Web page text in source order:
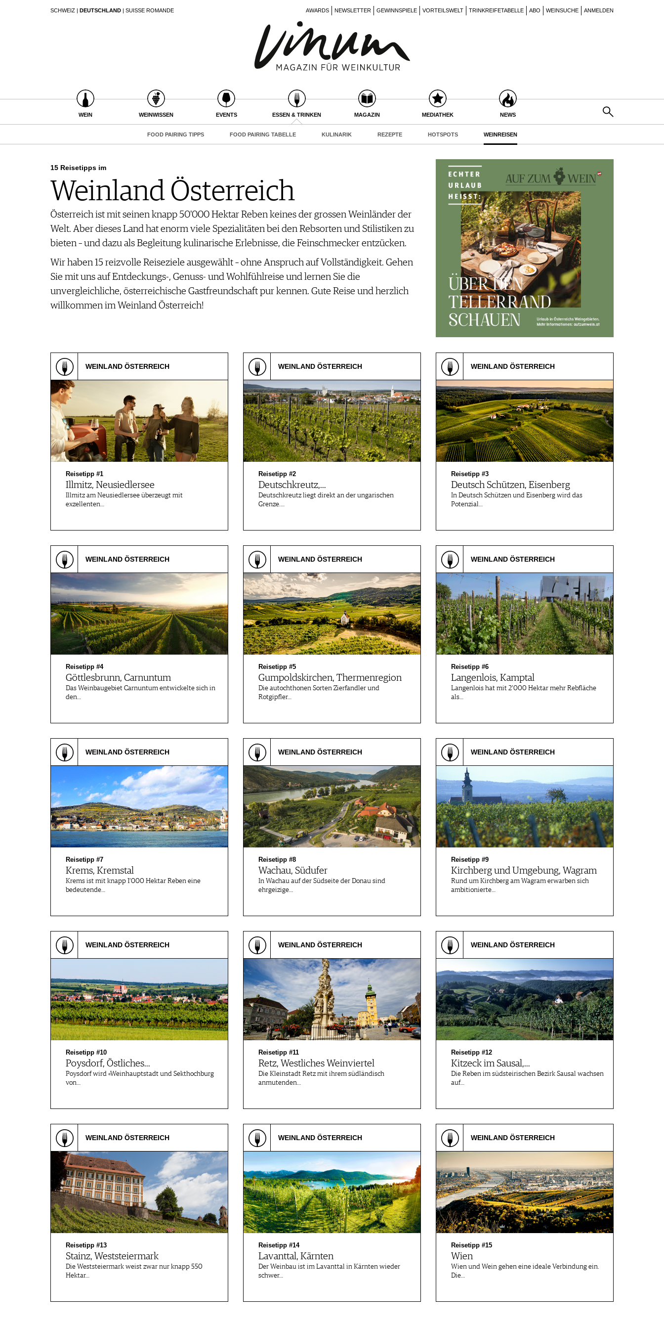
WINZER
WEINE DES MONATS
TRINKREIFETABELLE
WEINLEXIKON
WEINLAGERUNG
ESSEN & TRINKEN
REZEPTE
WEINREISEN
MAGAZIN
REPORTAGEN
DOSSIER
KLARTEXT
MEDIATHEK
BILDSTRECKEN
WEINSZENE
PORTRAITS
VINOPHILES
TRINKREIFETABELLE
NEWSLETTER
WINE TRADE CLUB
AGB & DATENSCHUTZ
DEUTSCHLAND |
SUISSE ROMANDE
SCHWEIZ | DEUTSCHLAND | SUISSE ROMANDE AWARDS NEWSLETTER GEWINNSPIELE VORTEILSWELT TRINKREIFETABELLE ABO WEINSUCHE ANMELDEN
WEIN WEINWISSEN EVENTS ESSEN & TRINKEN MAGAZIN MEDIATHEK NEWS
FOOD PAIRING TIPPS FOOD PAIRING TABELLE KULINARIK REZEPTE HOTSPOTS WEINREISEN
15 Reisetipps im
Weinland Österreich
Österreich ist mit seinen knapp 50'000 Hektar Reben keines der grossen Weinländer der
Welt. Aber dieses Land hat enorm viele Spezialitäten bei den Rebsorten und Stilistiken zu
bieten – und dazu als Begleitung kulinarische Erlebnisse, die Feinschmecker entzücken.
Wir haben 15 reizvolle Reiseziele ausgewählt – ohne Anspruch auf Vollständigkeit. Gehen
Sie mit uns auf Entdeckungs-, Genuss- und Wohlfühlreise und lernen Sie die
unvergleichliche, österreichische Gastfreundschaft pur kennen. Gute Reise und herzlich
willkommen im Weinland Österreich!
WEINLAND ÖSTERREICH
Reisetipp #1
Illmitz, Neusiedlersee
Illmitz am Neusiedlersee überzeugt mit
exzellenten…
WEINLAND ÖSTERREICH
Reisetipp #4
Göttlesbrunn, Carnuntum
Das Weinbaugebiet Carnuntum entwickelte sich in
den…
WEINLAND ÖSTERREICH
Reisetipp #7
Krems, Kremstal
Krems ist mit knapp 1'000 Hektar Reben eine
bedeutende…
WEINLAND ÖSTERREICH
Reisetipp #10
Poysdorf, Östliches…
Poysdorf wird «Weinhauptstadt und Sekthochburg
von…
WEINLAND ÖSTERREICH
Reisetipp #13
Stainz, Weststeiermark
Die Weststeiermark weist zwar nur knapp 550
Hektar…
WEINLAND ÖSTERREICH
Reisetipp #2
Deutschkreutz,…
Deutschkreutz liegt direkt an der ungarischen
Grenze.…
WEINLAND ÖSTERREICH
Reisetipp #5
Gumpoldskirchen, Thermenregion
Die autochthonen Sorten Zierfandler und
Rotgipfler…
WEINLAND ÖSTERREICH
Reisetipp #8
Wachau, Südufer
In Wachau auf der Südseite der Donau sind
ehrgeizige…
WEINLAND ÖSTERREICH
Reisetipp #11
Retz, Westliches Weinviertel
Die Kleinstadt Retz mit ihrem südländisch
anmutenden…
WEINLAND ÖSTERREICH
Reisetipp #14
Lavanttal, Kärnten
Der Weinbau ist im Lavanttal in Kärnten wieder
schwer…
WEINLAND ÖSTERREICH
Reisetipp #3
Deutsch Schützen, Eisenberg
In Deutsch Schützen und Eisenberg wird das
Potenzial…
WEINLAND ÖSTERREICH
Reisetipp #6
Langenlois, Kamptal
Langenlois hat mit 2'000 Hektar mehr Rebfläche
als…
WEINLAND ÖSTERREICH
Reisetipp #9
Kirchberg und Umgebung, Wagram
Rund um Kirchberg am Wagram erwarben sich
ambitionierte…
WEINLAND ÖSTERREICH
Reisetipp #12
Kitzeck im Sausal,…
Die Reben im südsteirischen Bezirk Sausal wachsen
auf…
WEINLAND ÖSTERREICH
Reisetipp #15
Wien
Wien und Wein gehen eine ideale Verbindung ein.
Die…